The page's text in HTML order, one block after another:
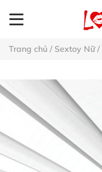
Trang chủ / Sextoy Nữ/